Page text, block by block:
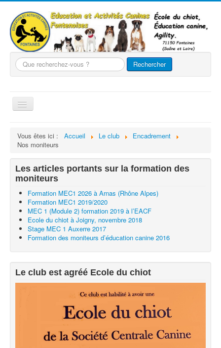
Que
recherchez-
vous
Rechercher
Basculer
la
Le club
Nos activités
Agility
Evènements
Exercices à la maison
Vous êtes ici : Accueil Le club
Encadrement
Nos moniteurs
Les articles portants sur la formation des
moniteurs
Formation MEC1 2026 à Arnas (Rhône Alpes)
Formation MEC1 2019/2020
MEC 1 (Module 2) formation 2019 à l’EACF
Ecole du chiot à Joigny, novembre 2018
Stage MEC 1 Auxerre 2017
Formation des moniteurs d’éducation canine 2016
Le club est agréé Ecole du chiot